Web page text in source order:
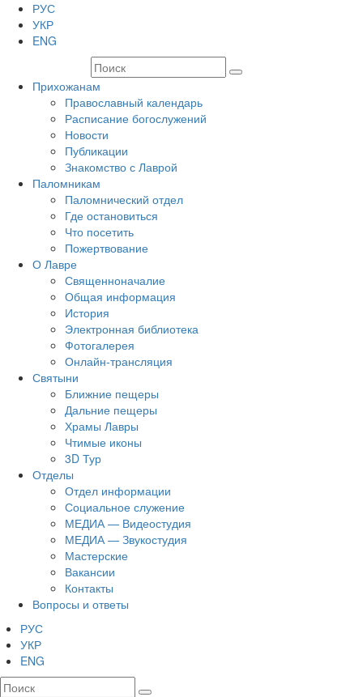
РУС
УКР
ENG
Прихожанам
Православный календарь
Расписание богослужений
Новости
Публикации
Знакомство с Лаврой
Паломникам
Паломнический отдел
Где остановиться
Что посетить
Пожертвование
О Лавре
Священноначалие
Общая информация
История
Электронная библиотека
Фотогалерея
Онлайн-трансляция
Святыни
Ближние пещеры
Дальние пещеры
Храмы Лавры
Чтимые иконы
3D Тур
Отделы
Отдел информации
Социальное служение
МЕДИА — Видеостудия
МЕДИА — Звукостудия
Мастерские
Вакансии
Контакты
Вопросы и ответы
РУС
УКР
ENG